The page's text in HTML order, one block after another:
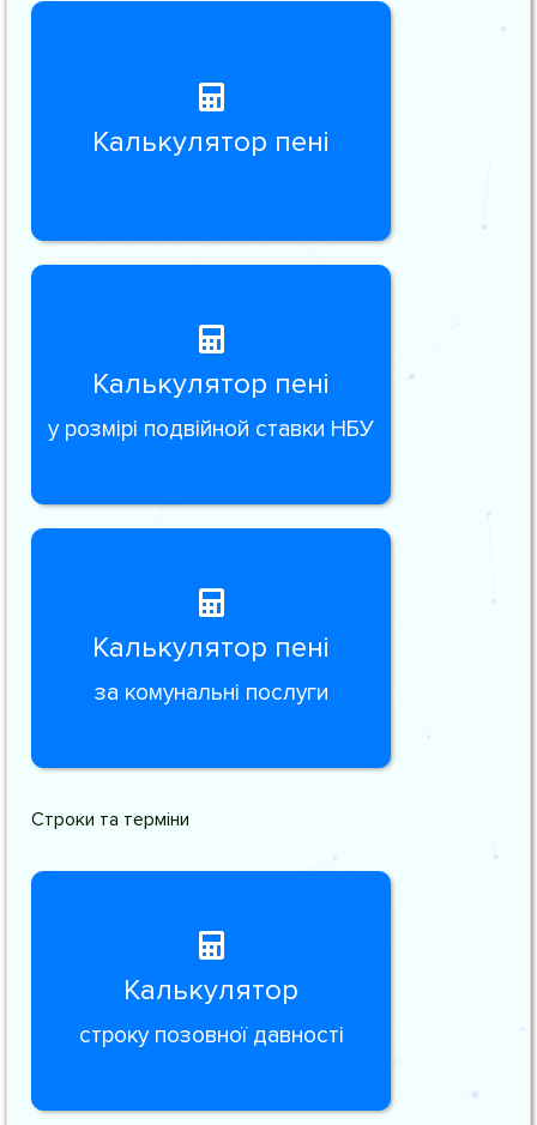
Калькулятор пені
Калькулятор пені
у розмірі подвійной ставки НБУ
Калькулятор пені
за комунальні послуги
Строки та терміни
Калькулятор
строку позовної давності